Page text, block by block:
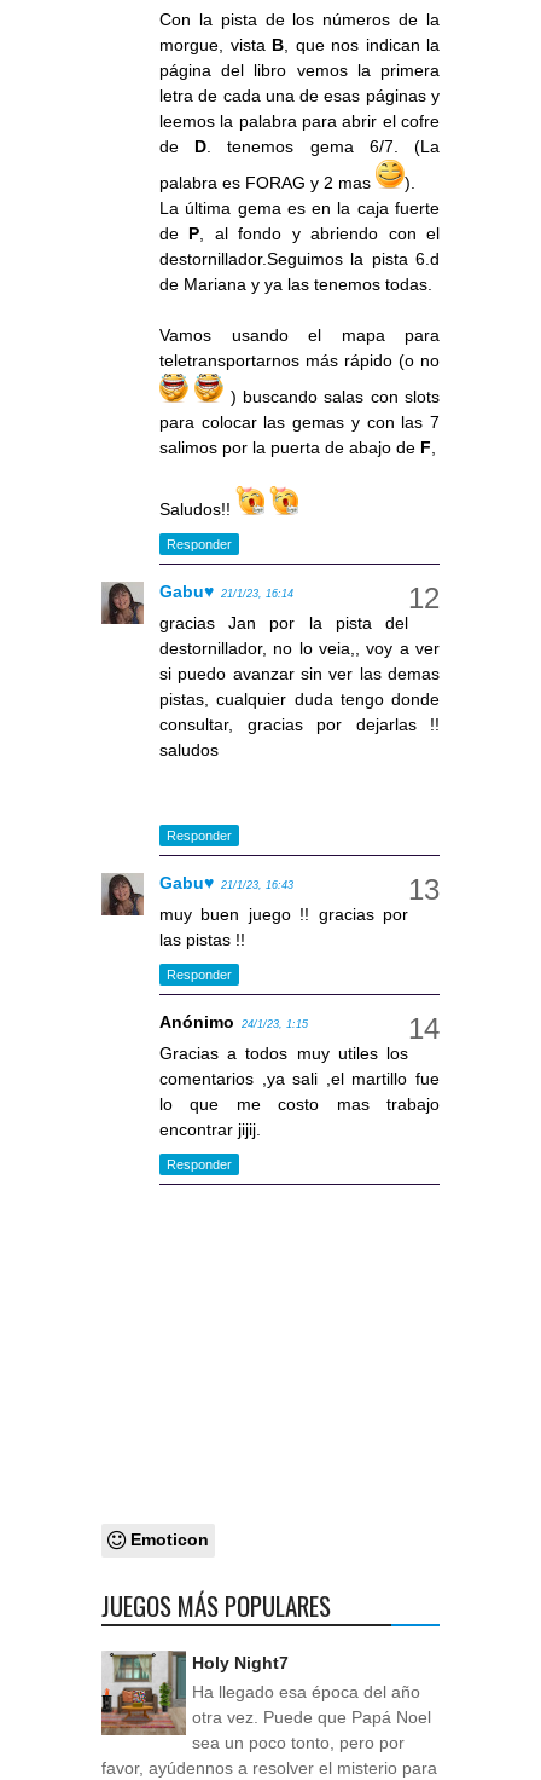
Con la pista de los números de la
morgue, vista B, que nos indican la
página del libro vemos la primera
letra de cada una de esas páginas y
leemos la palabra para abrir el cofre
de D. tenemos gema 6/7. (La
palabra es FORAG y 2 mas
).
La última gema es en la caja fuerte
de P, al fondo y abriendo con el
destornillador.Seguimos la pista 6.d
de Mariana y ya las tenemos todas.
Vamos usando el mapa para
teletransportarnos más rápido (o no
) buscando salas con slots
para colocar las gemas y con las 7
salimos por la puerta de abajo de F,
Saludos!!
Responder
Gabu♥ 21/1/23, 16:14
gracias Jan por la pista del
destornillador, no lo veia,, voy a ver
si puedo avanzar sin ver las demas
pistas, cualquier duda tengo donde
consultar, gracias por dejarlas !!
saludos
Responder
Gabu♥ 21/1/23, 16:43
muy buen juego !! gracias por
las pistas !!
Responder
Anónimo 24/1/23, 1:15
Gracias a todos muy utiles los
comentarios ,ya sali ,el martillo fue
lo que me costo mas trabajo
encontrar jijij.
Responder
Emoticon
JUEGOS MÁS POPULARES
Holy Night7
Ha llegado esa época del año
otra vez. Puede que Papá Noel
sea un poco tonto, pero por
favor, ayúdennos a resolver el misterio para